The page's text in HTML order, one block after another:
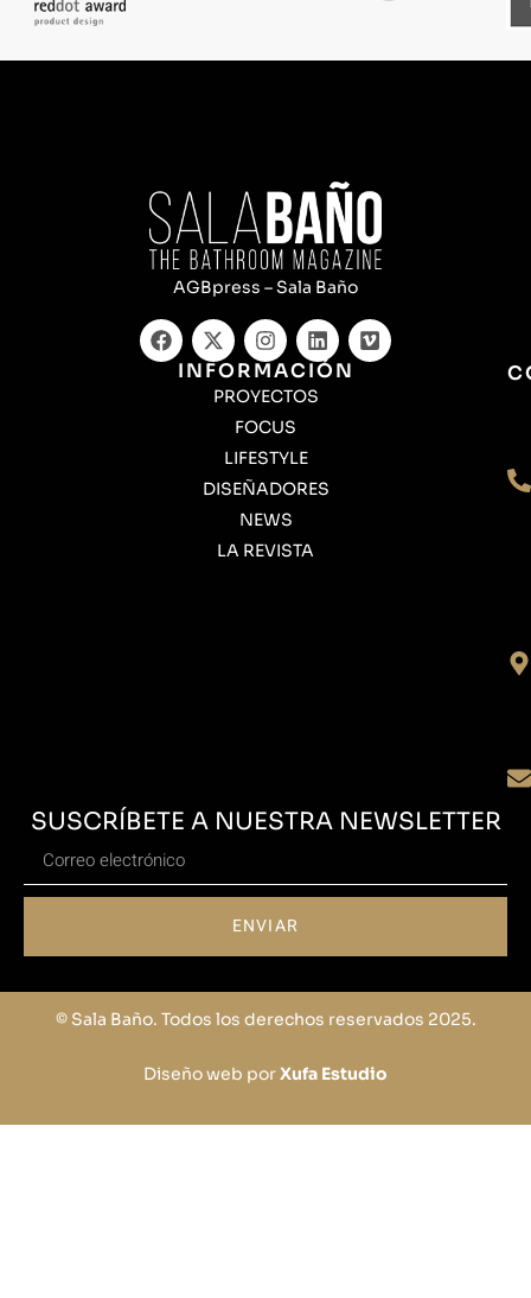
AGBpress – Sala Baño
INFORMACIÓN
PROYECTOS
FOCUS
LIFESTYLE
DISEÑADORES
NEWS
LA REVISTA
SUSCRÍBETE A NUESTRA NEWSLETTER
ENVIAR
© Sala Baño. Todos los derechos reservados 2025.
Diseño web porXufa Estudio